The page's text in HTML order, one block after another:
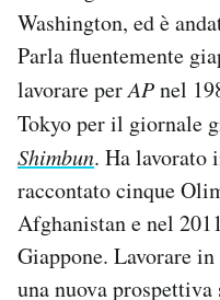
Washington, ed è
Parla fluentemente
lavorare perAPnel
Tokyo per il giornale
Shimbun. Ha lavorato
raccontato cinque
Afghanistan e nel
Giappone. Lavorare
una nuova